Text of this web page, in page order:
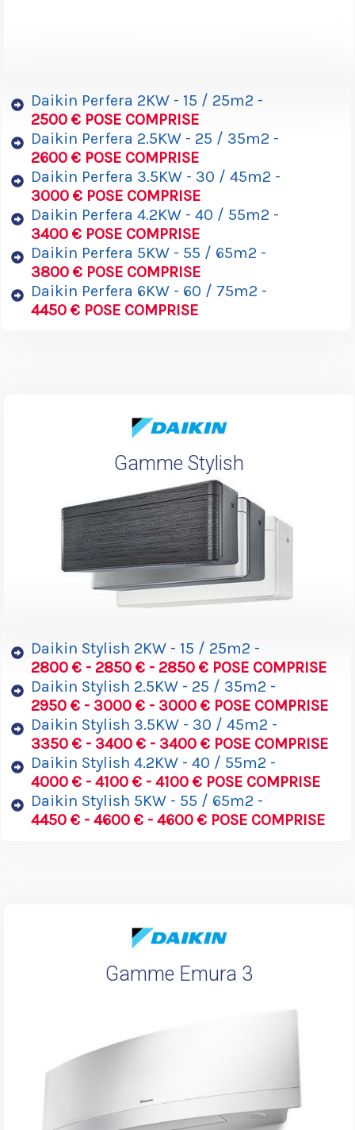
Daikin Perfera 2KW - 15 / 25m2 -
2500 € POSE COMPRISE
Daikin Perfera 2.5KW - 25 / 35m2 -
2600 € POSE COMPRISE
Daikin Perfera 3.5KW - 30 / 45m2 -
3000 € POSE COMPRISE
Daikin Perfera 4.2KW - 40 / 55m2 -
3400 € POSE COMPRISE
Daikin Perfera 5KW - 55 / 65m2 -
3800 € POSE COMPRISE
Daikin Perfera 6KW - 60 / 75m2 -
4450 € POSE COMPRISE
Gamme Stylish
Daikin Stylish 2KW - 15 / 25m2 -
2800 € - 2850 € - 2850 € POSE COMPRISE
Daikin Stylish 2.5KW - 25 / 35m2 -
2950 € - 3000 € - 3000 € POSE COMPRISE
Daikin Stylish 3.5KW - 30 / 45m2 -
3350 € - 3400 € - 3400 € POSE COMPRISE
Daikin Stylish 4.2KW - 40 / 55m2 -
4000 € - 4100 € - 4100 € POSE COMPRISE
Daikin Stylish 5KW - 55 / 65m2 -
4450 € - 4600 € - 4600 € POSE COMPRISE
Gamme Emura 3